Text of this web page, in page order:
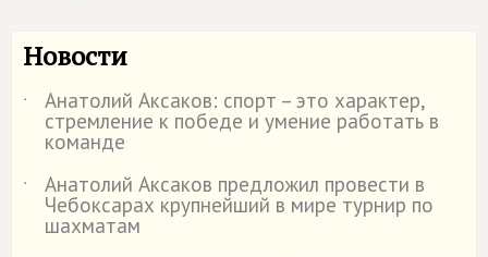
Новости
˙ Анатолий Аксаков: спорт – это характер,
стремление к победе и умение работать в
команде
˙
Анатолий Аксаков предложил провести в
Чебоксарах крупнейший в мире турнир по
шахматам